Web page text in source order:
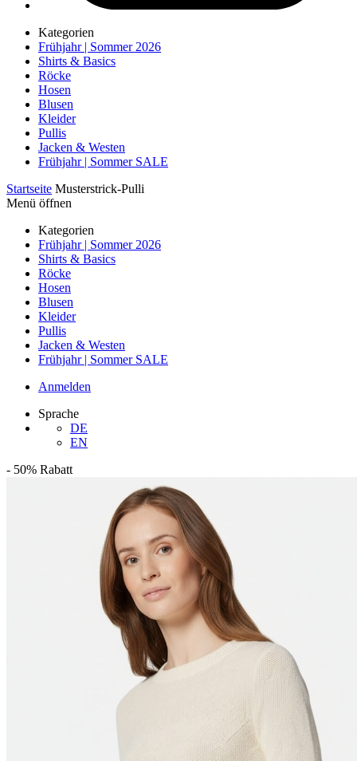
Kategorien
Frühjahr | Sommer 2026
Shirts & Basics
Röcke
Hosen
Blusen
Kleider
Pullis
Jacken & Westen
Frühjahr | Sommer SALE
Startseite Musterstrick-Pulli
Menü öffnen
Kategorien
Frühjahr | Sommer 2026
Shirts & Basics
Röcke
Hosen
Blusen
Kleider
Pullis
Jacken & Westen
Frühjahr | Sommer SALE
Anmelden
Sprache
DE
EN
- 50% Rabatt